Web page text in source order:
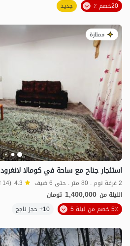
20خصم ٪
جديد
ممتازة
استئجار جناح مع ساحة في كومالا لانغرود
2 غرفة نوم . 80 متر . حتى 6 ضيف 4.3 (14 تعليق)
الليلة من 1,400,000 تومان
5٪ خصم من ليلة 5
10+ حجز ناجح